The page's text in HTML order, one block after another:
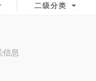
二级分类
信息